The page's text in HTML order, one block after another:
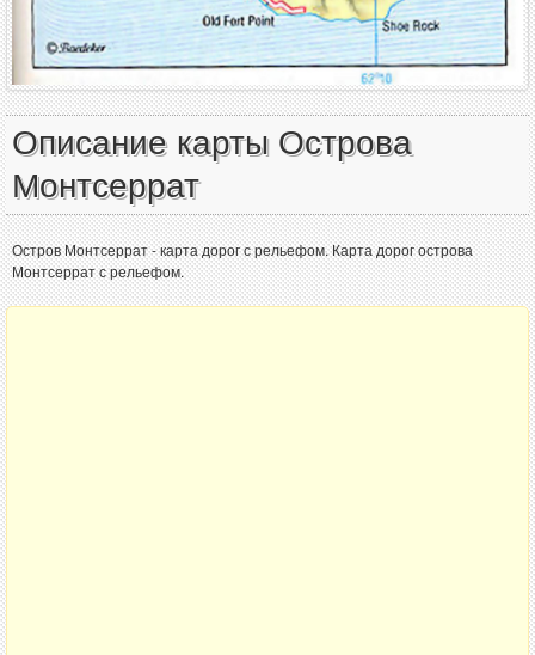
Описание карты Острова
Монтсеррат
Остров Монтсеррат - карта дорог с рельефом. Карта дорог острова
Монтсеррат с рельефом.